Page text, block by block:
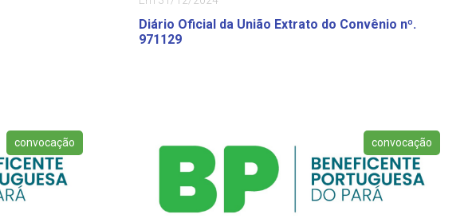
Diário Oficial da União Extrato do Convênio nº.
971129
convocação convocação